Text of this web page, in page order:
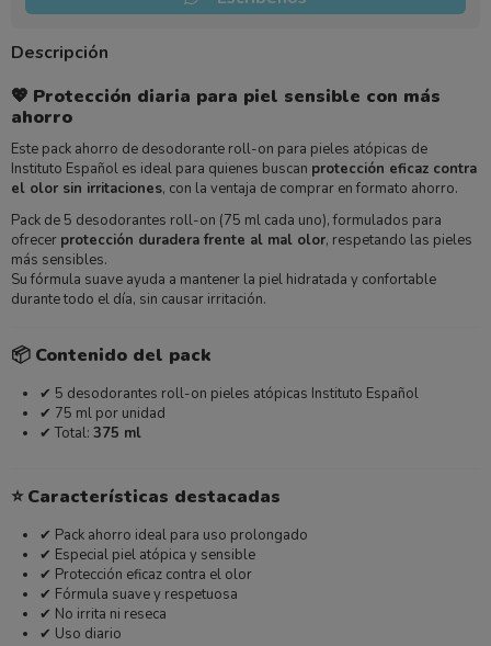
Descripción
💖 Protección diaria para piel sensible con más
ahorro
Este pack ahorro de desodorante roll-on para pieles atópicas de
Instituto Español es ideal para quienes buscan protección eficaz contra
el olor sin irritaciones, con la ventaja de comprar en formato ahorro.
Pack de 5 desodorantes roll-on (75 ml cada uno), formulados para
ofrecer protección duradera frente al mal olor, respetando las pieles
más sensibles.
Su fórmula suave ayuda a mantener la piel hidratada y confortable
durante todo el día, sin causar irritación.
📦 Contenido del pack
✔ 5 desodorantes roll-on pieles atópicas Instituto Español
✔ 75 ml por unidad
✔ Total: 375 ml
⭐Características destacadas
✔ Pack ahorro ideal para uso prolongado
✔ Especial piel atópica y sensible
✔ Protección eficaz contra el olor
✔ Fórmula suave y respetuosa
✔ No irrita ni reseca
✔ Uso diario